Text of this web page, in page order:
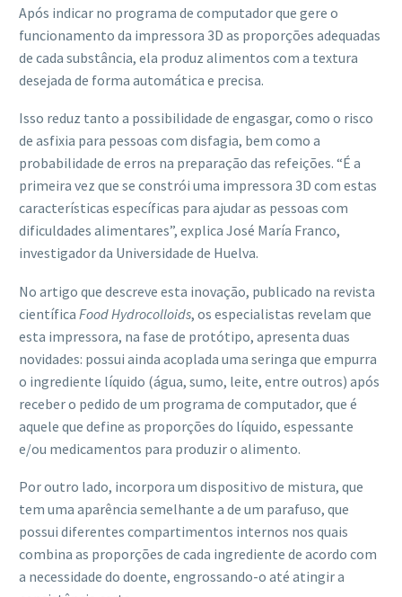
Após indicar no programa de computador que gere o
funcionamento da impressora 3D as proporções adequadas
de cada substância, ela produz alimentos com a textura
desejada de forma automática e precisa.
Isso reduz tanto a possibilidade de engasgar, como o risco
de asfixia para pessoas com disfagia, bem como a
probabilidade de erros na preparação das refeições. “É a
primeira vez que se constrói uma impressora 3D com estas
características específicas para ajudar as pessoas com
dificuldades alimentares”, explica José María Franco,
investigador da Universidade de Huelva.
No artigo que descreve esta inovação, publicado na revista
científica Food Hydrocolloids, os especialistas revelam que
esta impressora, na fase de protótipo, apresenta duas
novidades: possui ainda acoplada uma seringa que empurra
o ingrediente líquido (água, sumo, leite, entre outros) após
receber o pedido de um programa de computador, que é
aquele que define as proporções do líquido, espessante
e/ou medicamentos para produzir o alimento.
Por outro lado, incorpora um dispositivo de mistura, que
tem uma aparência semelhante a de um parafuso, que
possui diferentes compartimentos internos nos quais
combina as proporções de cada ingrediente de acordo com
a necessidade do doente, engrossando-o até atingir a